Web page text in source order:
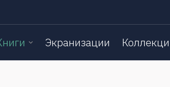
Экранизации